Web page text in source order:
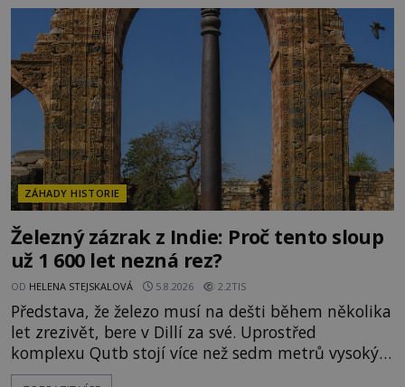
o skutečné historické události. Ve středověké
Evropě mají relikvie mimořádnou hodnotu. Nejsou
jen předmětem úcty
ZÁHADY HISTORIE
Železný zázrak z Indie: Proč tento sloup
už 1 600 let nezná rez?
OD HELENA STEJSKALOVÁ 5.8.2026 2.2TIS
Představa, že železo musí na dešti během několika
let zrezivět, bere v Dillí za své. Uprostřed
komplexu Qutb stojí více než sedm metrů vysoký
železný sloup, který už přibližně 1 600 let odolává